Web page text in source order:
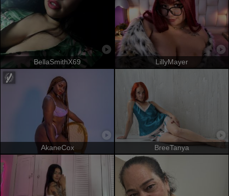
BellaSmithX69 LillyMayer
AkaneCox BreeTanya